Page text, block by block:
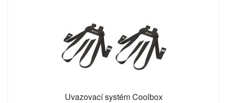
Uvazovací systém Coolbox